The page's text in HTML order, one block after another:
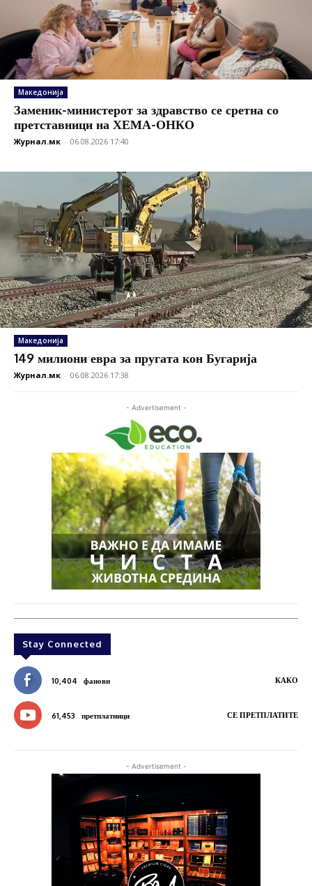
Македонија
Заменик-министерот за здравство се сретна со
претставници на ХЕМА-ОНКО
Журнал.мк - 06.08.2026 17:40
Македонија
149 милиони евра за пругата кон Бугарија
Журнал.мк - 06.08.2026 17:38
- Advertisement -
Stay Connected
10,404 фанови КАКО
61,453 претплатници СЕ ПРЕТПЛАТИТЕ
- Advertisement -